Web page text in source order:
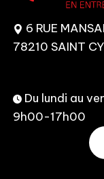
6 RUE
78210 SAINT
Du lundi au
9h00-17h00